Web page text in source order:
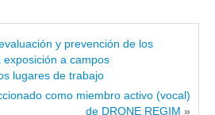
y prevención de los
a campos
lugares de trabajo
como miembro activo (vocal)
de DRONE REGIM »